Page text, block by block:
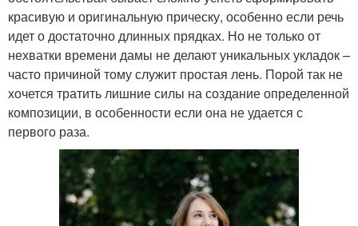
красивую и оригинальную прическу, особенно если речь
идет о достаточно длинных прядках. Но не только от
нехватки времени дамы не делают уникальных укладок –
часто причиной тому служит простая лень. Порой так не
хочется тратить лишние силы на создание определенной
композиции, в особенности если она не удается с
первого раза.